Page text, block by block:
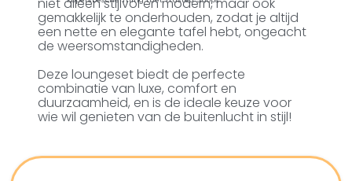
gemakkelijk te onderhouden, zodat je altijd
een nette en elegante tafel hebt, ongeacht
de weersomstandigheden.
Deze loungeset biedt de perfecte
combinatie van luxe, comfort en
duurzaamheid, en is de ideale keuze voor
wie wil genieten van de buitenlucht in stijl!